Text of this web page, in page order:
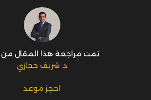
تمت مراجعة هذا المقال
د. شريف حجازي
احجز موعد